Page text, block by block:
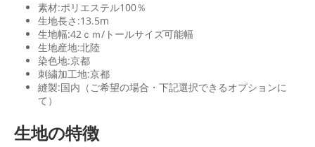
素材:ポリエステル100％
生地長さ:13.5m
生地幅:42ｃｍ/トールサイズ可能幅
生地産地:北陸
染色地:京都
刺繍加工地:京都
縫製:国内（ご希望の場合・下記選択できるオプションに
て）
生地の特徴